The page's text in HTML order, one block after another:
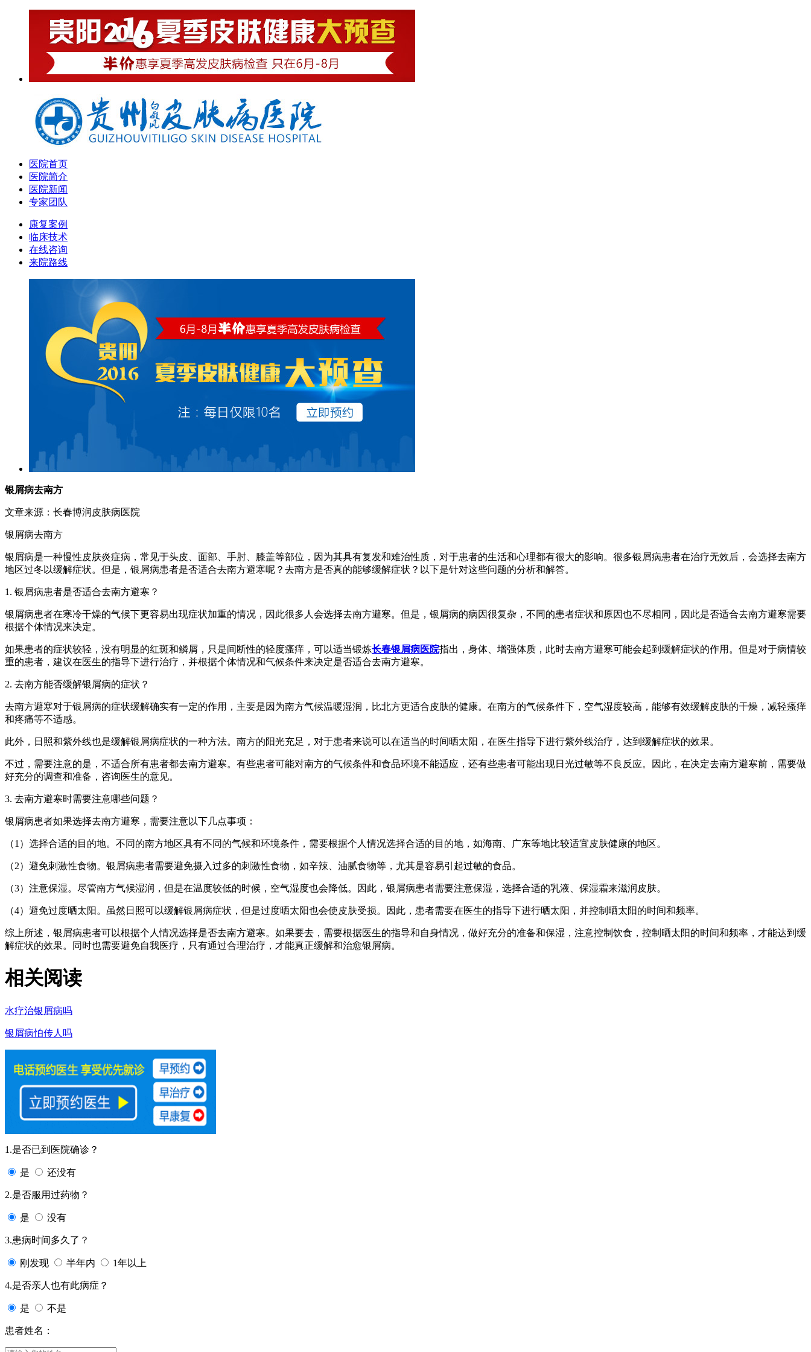
医院首页
医院简介
医院新闻
专家团队
康复案例
临床技术
在线咨询
来院路线
银屑病去南方
文章来源：长春博润皮肤病医院
银屑病去南方
银屑病是一种慢性皮肤炎症病，常见于头皮、面部、手肘、膝盖等部位，因为其具有复发和难治性质，对于患者的生活和心理都有很大的影响。很多银屑病患者在治疗无效后，会选择去南方
地区过冬以缓解症状。但是，银屑病患者是否适合去南方避寒呢？去南方是否真的能够缓解症状？以下是针对这些问题的分析和解答。
1. 银屑病患者是否适合去南方避寒？
银屑病患者在寒冷干燥的气候下更容易出现症状加重的情况，因此很多人会选择去南方避寒。但是，银屑病的病因很复杂，不同的患者症状和原因也不尽相同，因此是否适合去南方避寒需要
根据个体情况来决定。
如果患者的症状较轻，没有明显的红斑和鳞屑，只是间断性的轻度瘙痒，可以适当锻炼长春银屑病医院指出，身体、增强体质，此时去南方避寒可能会起到缓解症状的作用。但是对于病情较
重的患者，建议在医生的指导下进行治疗，并根据个体情况和气候条件来决定是否适合去南方避寒。
2. 去南方能否缓解银屑病的症状？
去南方避寒对于银屑病的症状缓解确实有一定的作用，主要是因为南方气候温暖湿润，比北方更适合皮肤的健康。在南方的气候条件下，空气湿度较高，能够有效缓解皮肤的干燥，减轻瘙痒
和疼痛等不适感。
此外，日照和紫外线也是缓解银屑病症状的一种方法。南方的阳光充足，对于患者来说可以在适当的时间晒太阳，在医生指导下进行紫外线治疗，达到缓解症状的效果。
不过，需要注意的是，不适合所有患者都去南方避寒。有些患者可能对南方的气候条件和食品环境不能适应，还有些患者可能出现日光过敏等不良反应。因此，在决定去南方避寒前，需要做
好充分的调查和准备，咨询医生的意见。
3. 去南方避寒时需要注意哪些问题？
银屑病患者如果选择去南方避寒，需要注意以下几点事项：
（1）选择合适的目的地。不同的南方地区具有不同的气候和环境条件，需要根据个人情况选择合适的目的地，如海南、广东等地比较适宜皮肤健康的地区。
（2）避免刺激性食物。银屑病患者需要避免摄入过多的刺激性食物，如辛辣、油腻食物等，尤其是容易引起过敏的食品。
（3）注意保湿。尽管南方气候湿润，但是在温度较低的时候，空气湿度也会降低。因此，银屑病患者需要注意保湿，选择合适的乳液、保湿霜来滋润皮肤。
（4）避免过度晒太阳。虽然日照可以缓解银屑病症状，但是过度晒太阳也会使皮肤受损。因此，患者需要在医生的指导下进行晒太阳，并控制晒太阳的时间和频率。
综上所述，银屑病患者可以根据个人情况选择是否去南方避寒。如果要去，需要根据医生的指导和自身情况，做好充分的准备和保湿，注意控制饮食，控制晒太阳的时间和频率，才能达到缓
解症状的效果。同时也需要避免自我医疗，只有通过合理治疗，才能真正缓解和治愈银屑病。
相关阅读
水疗治银屑病吗
银屑病怕传人吗
1.是否已到医院确诊？
是 还没有
2.是否服用过药物？
是 没有
3.患病时间多久了？
刚发现 半年内 1年以上
4.是否亲人也有此病症？
是 不是
患者姓名：